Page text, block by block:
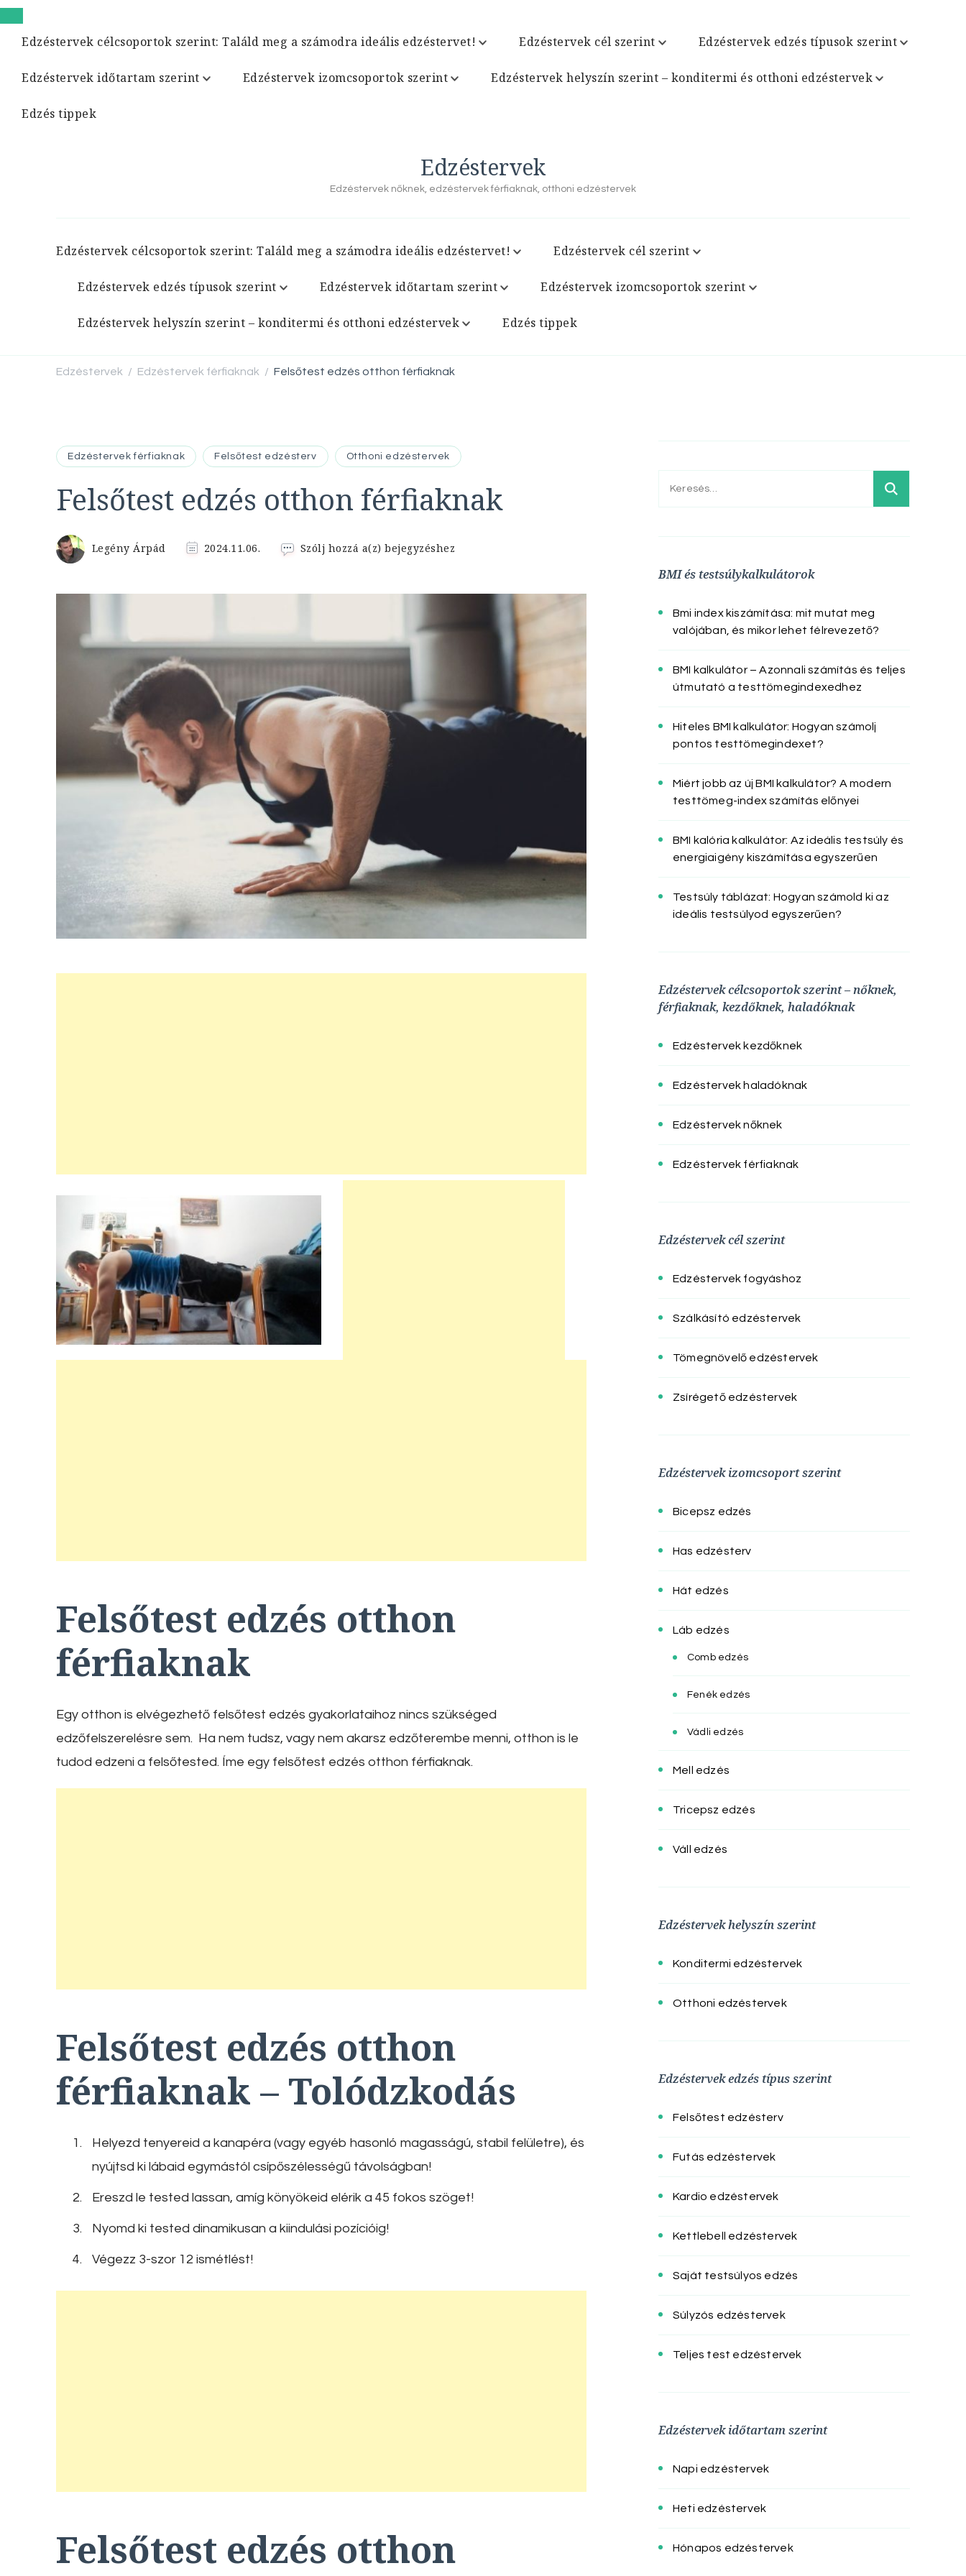
Edzéstervek célcsoportok szerint: Találd meg a számodra ideális edzéstervet! Edzéstervek cél szerint Edzéstervek edzés típusok szerint
Edzéstervek időtartam szerint Edzéstervek izomcsoportok szerint Edzéstervek helyszín szerint – konditermi és otthoni edzéstervek
Edzés tippek
Edzéstervek
Edzéstervek nőknek, edzéstervek férfiaknak, otthoni edzéstervek
Edzéstervek célcsoportok szerint: Találd meg a számodra ideális edzéstervet! Edzéstervek cél szerint
Edzéstervek edzés típusok szerint Edzéstervek időtartam szerint Edzéstervek izomcsoportok szerint
Edzéstervek helyszín szerint – konditermi és otthoni edzéstervek Edzés tippek
Edzéstervek / Edzéstervek férfiaknak / Felsőtest edzés otthon férfiaknak
Edzéstervek férfiaknak Felsőtest edzésterv Otthoni edzéstervek
Felsőtest edzés otthon férfiaknak
Legény Árpád 2024.11.06. Szólj hozzá a(z)Felsőtest
férfiaknak
bejegyzéshez
Felsőtest edzés otthon
férfiaknak
Egy otthon is elvégezhető felsőtest edzés gyakorlataihoz nincs szükséged
edzőfelszerelésre sem. Ha nem tudsz, vagy nem akarsz edzőterembe menni, otthon is le
tudod edzeni a felsőtested. Íme egy felsőtest edzés otthon férfiaknak.
Felsőtest edzés otthon
férfiaknak – Tolódzkodás
Helyezd tenyereid a kanapéra (vagy egyéb hasonló magasságú, stabil felületre), és
nyújtsd ki lábaid egymástól csípőszélességű távolságban!
Ereszd le tested lassan, amíg könyökeid elérik a 45 fokos szöget!
Nyomd ki tested dinamikusan a kiindulási pozícióig!
Végezz 3-szor 12 ismétlést!
Felsőtest edzés otthon
Keresés:
BMI és testsúlykalkulátorok
Bmi index kiszámítása: mit mutat meg
valójában, és mikor lehet félrevezető?
BMI kalkulátor – Azonnali számítás és teljes
útmutató a testtömegindexedhez
Hiteles BMI kalkulátor: Hogyan számolj
pontos testtömegindexet?
Miért jobb az új BMI kalkulátor? A modern
testtömeg-index számítás előnyei
BMI kalória kalkulátor: Az ideális testsúly és
energiaigény kiszámítása egyszerűen
Testsúly táblázat: Hogyan számold ki az
ideális testsúlyod egyszerűen?
Edzéstervek célcsoportok szerint – nőknek,
férfiaknak, kezdőknek, haladóknak
Edzéstervek kezdőknek
Edzéstervek haladóknak
Edzéstervek nőknek
Edzéstervek férfiaknak
Edzéstervek cél szerint
Edzéstervek fogyáshoz
Szálkásító edzéstervek
Tömegnövelő edzéstervek
Zsírégető edzéstervek
Edzéstervek izomcsoport szerint
Bicepsz edzés
Has edzésterv
Hát edzés
Láb edzés
Comb edzés
Fenék edzés
Vádli edzés
Mell edzés
Tricepsz edzés
Váll edzés
Edzéstervek helyszín szerint
Konditermi edzéstervek
Otthoni edzéstervek
Edzéstervek edzés típus szerint
Felsőtest edzésterv
Futás edzéstervek
Kardio edzéstervek
Kettlebell edzéstervek
Saját testsúlyos edzés
Súlyzós edzéstervek
Teljes test edzéstervek
Edzéstervek időtartam szerint
Napi edzéstervek
Heti edzéstervek
Hónapos edzéstervek